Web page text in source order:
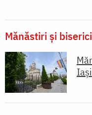
Mănăstiri și biserici
Iași